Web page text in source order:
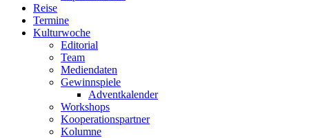
Reise
Termine
Kulturwoche
Editorial
Team
Mediendaten
Gewinnspiele
Adventkalender
Workshops
Kooperationspartner
Kolumne